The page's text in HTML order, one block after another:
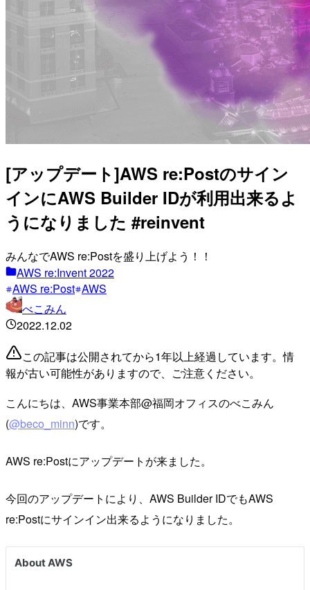
[アップデート]AWS re:Postのサイン
インにAWS Builder IDが利用出来るよ
うになりました #reinvent
みんなでAWS re:Postを盛り上げよう！！
AWS re:Invent 2022
AWS re:Post AWS
べこみん
2022.12.02
この記事は公開されてから1年以上経過しています。情
報が古い可能性がありますので、ご注意ください。
こんにちは、AWS事業本部@福岡オフィスのべこみん
(@beco_minn)です。
AWS re:Postにアップデートが来ました。
今回のアップデートにより、AWS Builder IDでもAWS
re:Postにサインイン出来るようになりました。